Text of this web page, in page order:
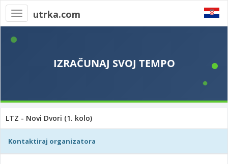
Toggle
navigation
utrka.com
LTZ - Novi Dvori (1. kolo)
Kontaktiraj organizatora